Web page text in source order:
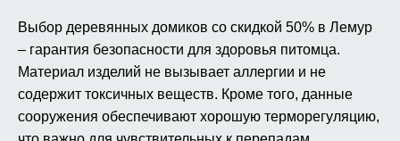
Выбор деревянных домиков со скидкой 50% в Лемур
– гарантия безопасности для здоровья питомца.
Материал изделий не вызывает аллергии и не
содержит токсичных веществ. Кроме того, данные
сооружения обеспечивают хорошую терморегуляцию,